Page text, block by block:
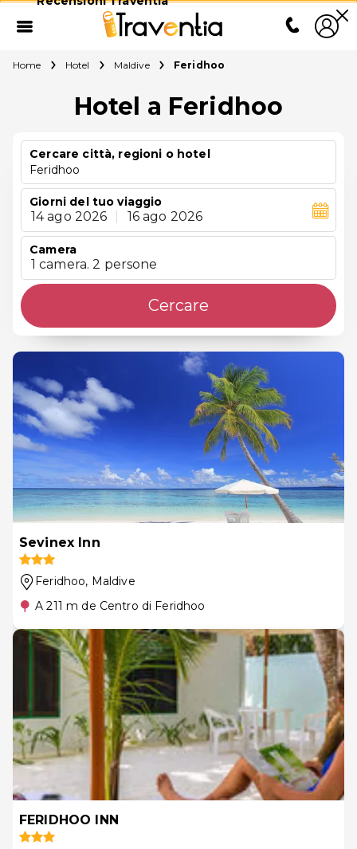
Home Hotel Maldive Feridhoo
Hotel a Feridhoo
Cercare città, regioni o hotel
Feridhoo
Giorni del tuo viaggio
14 ago 2026 16 ago 2026
Camera
1 camera. 2 persone
Cercare
Sevinex Inn
Feridhoo, Maldive
A 211 m de Centro di Feridhoo
FERIDHOO INN